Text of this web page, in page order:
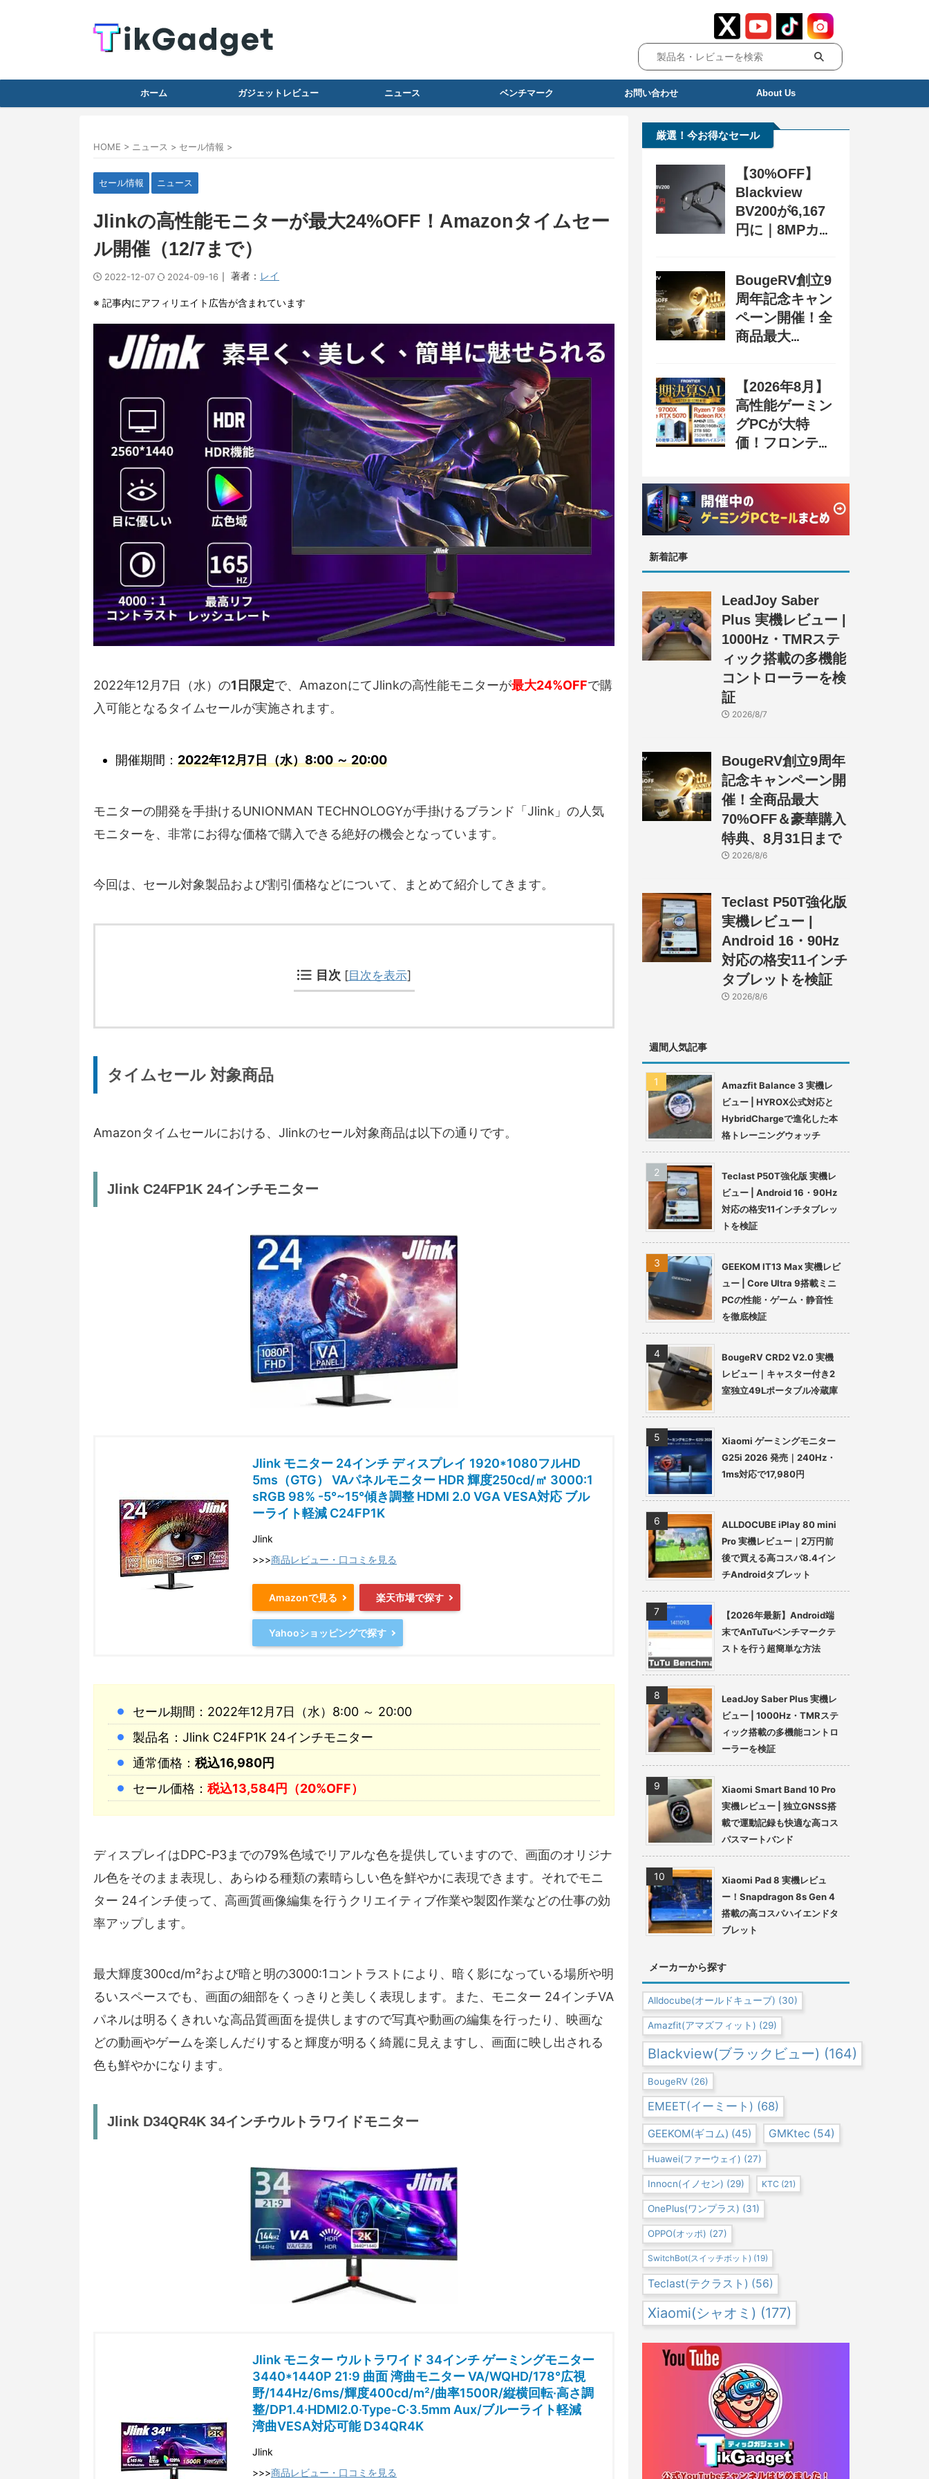
ホーム ガジェットレビュー ニュース ベンチマーク お問い合わせ About Us
HOME > ニュース > セール情報 >
セール情報 ニュース
Jlinkの高性能モニターが最大24%OFF！Amazonタイムセー
ル開催（12/7まで）
2022-12-07 2024-09-16 ｜ 著者： レイ
※ 記事内にアフィリエイト広告が含まれています
2022年12月7日（水）の1日限定で、AmazonにてJlinkの高性能モニターが最大24%OFFで購
入可能となるタイムセールが実施されます。
開催期間： 2022年12月7日（水）8:00 ～ 20:00
モニターの開発を手掛けるUNIONMAN TECHNOLOGYが手掛けるブランド「‎Jlink」の人気
モニターを、非常にお得な価格で購入できる絶好の機会となっています。
今回は、セール対象製品および割引価格などについて、まとめて紹介してきます。
目次 [目次を表示]
タイムセール 対象商品
Amazonタイムセールにおける、Jlinkのセール対象商品は以下の通りです。
Jlink C24FP1K 24インチモニター
Jlink モニター 24インチ ディスプレイ 1920*1080フルHD
5ms（GTG） VAパネルモニター HDR 輝度250cd/㎡ 3000:1
sRGB 98% -5°~15°傾き調整 HDMI 2.0 VGA VESA対応 ブル
ーライト軽減 C24FP1K
Jlink
>>>商品レビュー・口コミを見る
Amazonで見る 楽天市場で探す
Yahooショッピングで探す
セール期間：2022年12月7日（水）8:00 ～ 20:00
製品名：Jlink C24FP1K 24インチモニター
通常価格： 税込16,980円
セール価格： 税込13,584円（20%OFF）
ディスプレイはDPC-P3までの79%色域でリアルな色を提供していますので、画面のオリジナ
ル色をそのまま表現し、あらゆる種類の素晴らしい色を鮮やかに表現できます。それでモニ
ター 24インチ使って、高画質画像編集を行うクリエイティブ作業や製図作業などの仕事の効
率アップします。
最大輝度300cd/m²および暗と明の3000:1コントラストにより、暗く影になっている場所や明
るいスペースでも、画面の細部をくっきりと美しく表現します。また、モニター 24インチVA
パネルは明るくきれいな高品質画面を提供しますので写真や動画の編集を行ったり、映画な
どの動画やゲームを楽しんだりすると輝度が明るく綺麗に見えますし、画面に映し出される
色も鮮やかになります。
Jlink D34QR4K 34インチウルトラワイドモニター
Jlink モニター ウルトラワイド 34インチ ゲーミングモニター
3440*1440P 21:9 曲面 湾曲モニター VA/WQHD/178°広視
野/144Hz/6ms/輝度400cd/m²/曲率1500R/縦横回転·高さ調
整/DP1.4·HDMI2.0·Type-C·3.5mm Aux/ブルーライト軽減
湾曲VESA対応可能 D34QR4K
Jlink
>>>商品レビュー・口コミを見る
厳選！今お得なセール
【30%OFF】
Blackview
BV200が6,167
円に｜8MPカメ
ン配布中
BougeRV創立9
周年記念キャン
ペーン開催！全
商品最大
31日まで
【2026年8月】
高性能ゲーミン
グPCが大特
価！フロンティ
SALE』開催、
セール情報まと
め
新着記事
LeadJoy Saber
Plus 実機レビュー |
1000Hz・TMRステ
ィック搭載の多機能
コントローラーを検
証
2026/8/7
BougeRV創立9周年
記念キャンペーン開
催！全商品最大
70%OFF＆豪華購入
特典、8月31日まで
2026/8/6
Teclast P50T強化版
実機レビュー |
Android 16・90Hz
対応の格安11インチ
タブレットを検証
2026/8/6
週間人気記事
Amazfit Balance 3 実機レ
ビュー | HYROX公式対応と
HybridChargeで進化した本
格トレーニングウォッチ
Teclast P50T強化版 実機レ
ビュー | Android 16・90Hz
対応の格安11インチタブレッ
トを検証
GEEKOM IT13 Max 実機レビ
ュー | Core Ultra 9搭載ミニ
PCの性能・ゲーム・静音性
を徹底検証
BougeRV CRD2 V2.0 実機
レビュー｜キャスター付き2
室独立49Lポータブル冷蔵庫
Xiaomi ゲーミングモニター
G25i 2026 発売｜240Hz・
1ms対応で17,980円
ALLDOCUBE iPlay 80 mini
Pro 実機レビュー｜2万円前
後で買える高コスパ8.4イン
チAndroidタブレット
【2026年最新】Android端
末でAnTuTuベンチマークテ
ストを行う超簡単な方法
LeadJoy Saber Plus 実機レ
ビュー | 1000Hz・TMRステ
ィック搭載の多機能コントロ
ーラーを検証
Xiaomi Smart Band 10 Pro
実機レビュー | 独立GNSS搭
載で運動記録も快適な高コス
パスマートバンド
Xiaomi Pad 8 実機レビュ
ー！Snapdragon 8s Gen 4
搭載の高コスパハイエンドタ
ブレット
メーカーから探す
Alldocube(オールドキューブ) (30)
Amazfit(アマズフィット) (29)
Blackview(ブラックビュー) (164)
BougeRV (26)
EMEET(イーミート) (68)
GEEKOM(ギコム) (45) GMKtec (54)
Huawei(ファーウェイ) (27)
Innocn(イノセン) (29) KTC (21)
OnePlus(ワンプラス) (31)
OPPO(オッポ) (27)
SwitchBot(スイッチボット) (19)
Teclast(テクラスト) (56)
Xiaomi(シャオミ) (177)